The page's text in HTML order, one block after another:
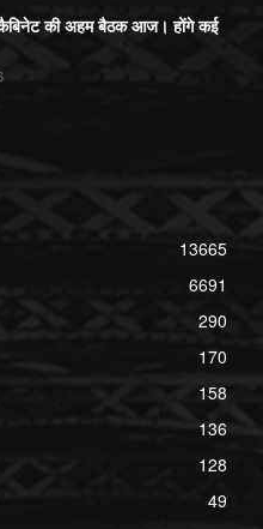
कैबिनेट की अहम बैठक आज। होंगे कई
13665
6691
290
170
158
136
128
49